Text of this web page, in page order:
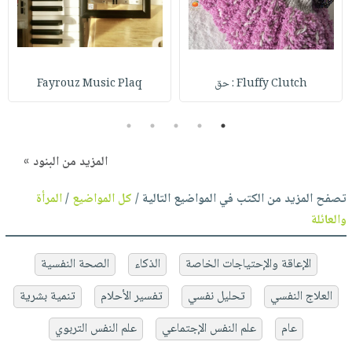
Fluffy Clutch : حق Fayrouz Music Plaq
1
2
3
4
5
المزيد من البنود »
تصفح المزيد من الكتب في المواضيع التالية /كل المواضيع/المرأة
والعائلة
الإعاقة والإحتياجات الخاصة الذكاء
الصحة النفسية
العلاج النفسي
تحليل نفسي تفسير الأحلام
تنمية بشرية
عام
علم النفس الإجتماعي
علم النفس التربوي